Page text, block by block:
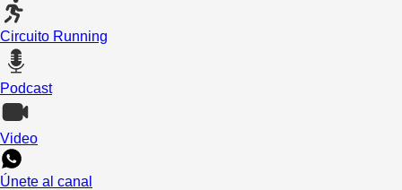
Circuito Running
Podcast
Video
Únete al canal